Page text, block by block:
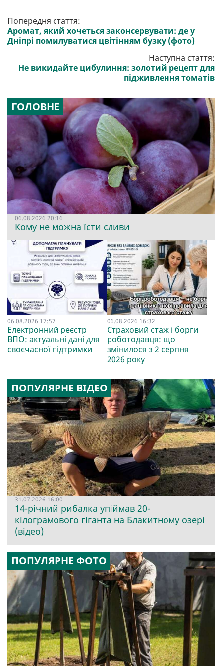
Попередня стаття:
Аромат, який хочеться законсервувати: де у
Дніпрі помилуватися цвітінням бузку (фото)
Наступна стаття:
Не викидайте цибулиння: золотий рецепт для
підживлення томатів
ГОЛОВНЕ
06.08.2026 20:16
Кому не можна їсти сливи
06.08.2026 17:57
Електронний реєстр
ВПО: актуальні дані для
своєчасної підтримки
06.08.2026 16:32
Страховий стаж і борги
роботодавця: що
змінилося з 2 серпня
2026 року
ПОПУЛЯРНЕ ВІДЕО
31.07.2026 16:00
14-річний рибалка упіймав 20-
кілограмового гіганта на Блакитному озері
(відео)
ПОПУЛЯРНЕ ФОТО